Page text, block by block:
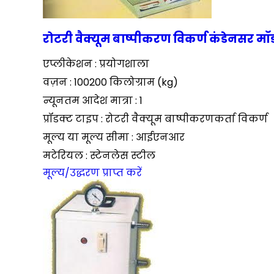
रोटरी वैक्यूम बाष्पीकरण विकर्ण कंडेनसर
एप्लीकेशन : प्रयोगशाला
वज़न : 100200 किलोग्राम (kg)
न्यूनतम आदेश मात्रा : 1
प्रॉडक्ट टाइप : रोटरी वैक्यूम बाष्पीकरणकर्ता विकर्ण
मूल्य या मूल्य सीमा : आईएनआर
मटेरियल : स्टेनलेस स्टील
मूल्य/उद्धरण प्राप्त करें